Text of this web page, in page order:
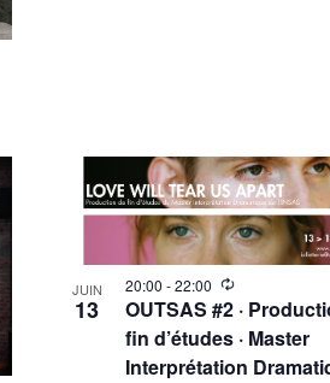
JUIN
13
20:00-22:00
OUTSAS #2 ·
fin d’études · Master
Interprétation